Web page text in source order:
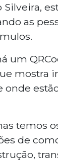
as
um
mostra
onde
temos
de